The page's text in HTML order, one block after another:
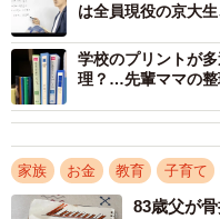
って4年生でかかる費用
年生に上がって急激に高
塾の際には3年間トータ
も調べておくとよいでし
また、集団塾に通うだけ
と、さらに費用がかさむ
は全員現役の京大
学校のプリントが
理？…先輩ママの整
家族 お金 教育 子育て
83歳父が